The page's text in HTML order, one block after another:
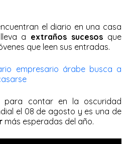
el diario en una casa
a extraños sucesos que
que leen sus entradas.
empresario árabe busca a
para contar en la oscuridad
el 08 de agosto y es una de
más esperadas del año.